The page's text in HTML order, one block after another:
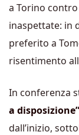
a Torino
inaspettate: in
preferito a
risentimento
In conferenza
a disposizione”
dall’inizio,